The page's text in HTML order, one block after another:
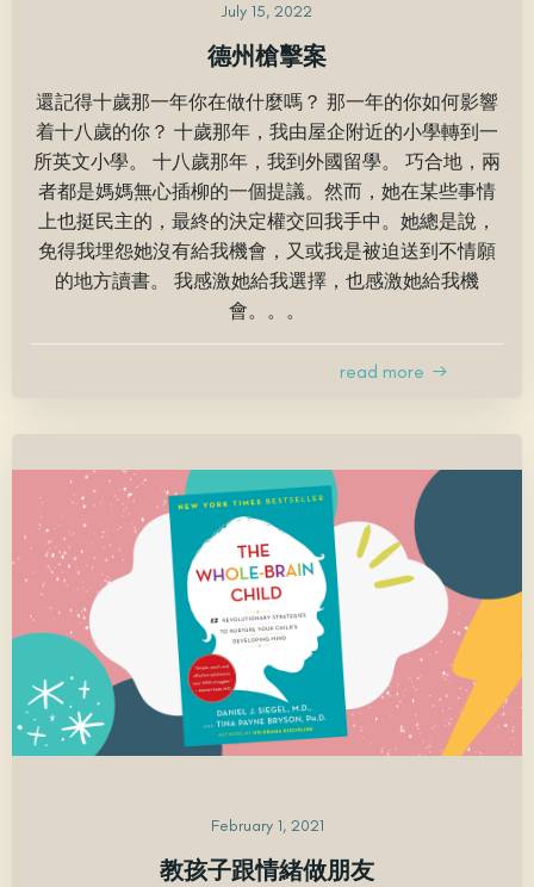
July 15, 2022
德州槍擊案
還記得十歲那一年你在做什麼嗎？ 那一年的你如何影響
着十八歲的你？ 十歲那年，我由屋企附近的小學轉到一
所英文小學。 十八歲那年，我到外國留學。 巧合地，兩
者都是媽媽無心插柳的一個提議。然而，她在某些事情
上也挺民主的，最終的決定權交回我手中。她總是說，
免得我埋怨她沒有給我機會，又或我是被迫送到不情願
的地方讀書。 我感激她給我選擇，也感激她給我機
會。。。
read more
February 1, 2021
教孩子跟情緒做朋友